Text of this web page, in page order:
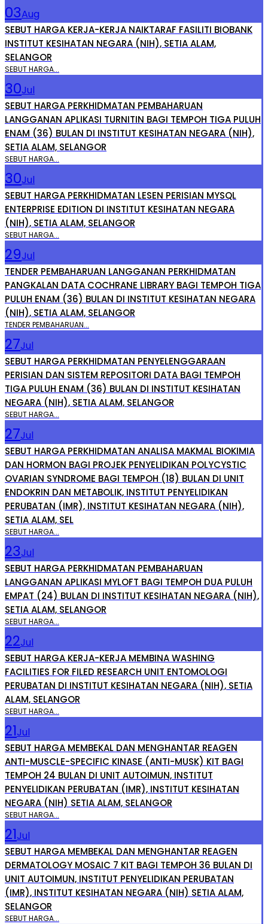
03Aug
SEBUT HARGA KERJA-KERJA NAIKTARAF FASILITI BIOBANK
INSTITUT KESIHATAN NEGARA (NIH), SETIA ALAM,
SELANGOR
SEBUT HARGA...
30Jul
SEBUT HARGA PERKHIDMATAN PEMBAHARUAN
LANGGANAN APLIKASI TURNITIN BAGI TEMPOH TIGA PULUH
ENAM (36) BULAN DI INSTITUT KESIHATAN NEGARA (NIH),
SETIA ALAM, SELANGOR
SEBUT HARGA...
30Jul
SEBUT HARGA PERKHIDMATAN LESEN PERISIAN MYSQL
ENTERPRISE EDITION DI INSTITUT KESIHATAN NEGARA
(NIH), SETIA ALAM, SELANGOR
SEBUT HARGA...
29Jul
TENDER PEMBAHARUAN LANGGANAN PERKHIDMATAN
PANGKALAN DATA COCHRANE LIBRARY BAGI TEMPOH TIGA
PULUH ENAM (36) BULAN DI INSTITUT KESIHATAN NEGARA
(NIH), SETIA ALAM, SELANGOR
TENDER PEMBAHARUAN...
27Jul
SEBUT HARGA PERKHIDMATAN PENYELENGGARAAN
PERISIAN DAN SISTEM REPOSITORI DATA BAGI TEMPOH
TIGA PULUH ENAM (36) BULAN DI INSTITUT KESIHATAN
NEGARA (NIH), SETIA ALAM, SELANGOR
SEBUT HARGA...
27Jul
SEBUT HARGA PERKHIDMATAN ANALISA MAKMAL BIOKIMIA
DAN HORMON BAGI PROJEK PENYELIDIKAN POLYCYSTIC
OVARIAN SYNDROME BAGI TEMPOH (18) BULAN DI UNIT
ENDOKRIN DAN METABOLIK, INSTITUT PENYELIDIKAN
PERUBATAN (IMR), INSTITUT KESIHATAN NEGARA (NIH),
SETIA ALAM, SEL
SEBUT HARGA...
23Jul
SEBUT HARGA PERKHIDMATAN PEMBAHARUAN
LANGGANAN APLIKASI MYLOFT BAGI TEMPOH DUA PULUH
EMPAT (24) BULAN DI INSTITUT KESIHATAN NEGARA (NIH),
SETIA ALAM, SELANGOR
SEBUT HARGA...
22Jul
SEBUT HARGA KERJA-KERJA MEMBINA WASHING
FACILITIES FOR FILED RESEARCH UNIT ENTOMOLOGI
PERUBATAN DI INSTITUT KESIHATAN NEGARA (NIH), SETIA
ALAM, SELANGOR
SEBUT HARGA...
21Jul
SEBUT HARGA MEMBEKAL DAN MENGHANTAR REAGEN
ANTI-MUSCLE-SPECIFIC KINASE (ANTI-MUSK) KIT BAGI
TEMPOH 24 BULAN DI UNIT AUTOIMUN, INSTITUT
PENYELIDIKAN PERUBATAN (IMR), INSTITUT KESIHATAN
NEGARA (NIH) SETIA ALAM, SELANGOR
SEBUT HARGA...
21Jul
SEBUT HARGA MEMBEKAL DAN MENGHANTAR REAGEN
DERMATOLOGY MOSAIC 7 KIT BAGI TEMPOH 36 BULAN DI
UNIT AUTOIMUN, INSTITUT PENYELIDIKAN PERUBATAN
(IMR), INSTITUT KESIHATAN NEGARA (NIH) SETIA ALAM,
SELANGOR
SEBUT HARGA...